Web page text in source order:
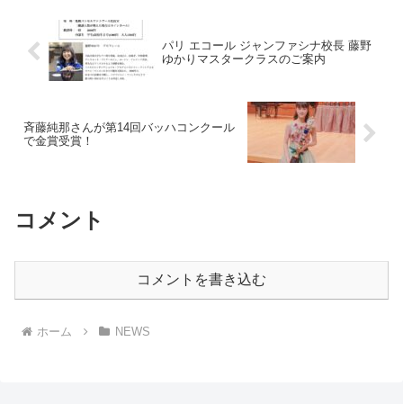
パリ エコール ジャンファシナ校長 藤野
ゆかりマスタークラスのご案内
斉藤純那さんが第14回バッハコンクール
で金賞受賞！
コメント
コメントを書き込む
ホーム NEWS